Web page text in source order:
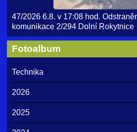
47/2026 6.8. v 17:08 hod.
komunikace 2/294 Dolní Rokytnice
Fotoalbum
Technika
2026
2025